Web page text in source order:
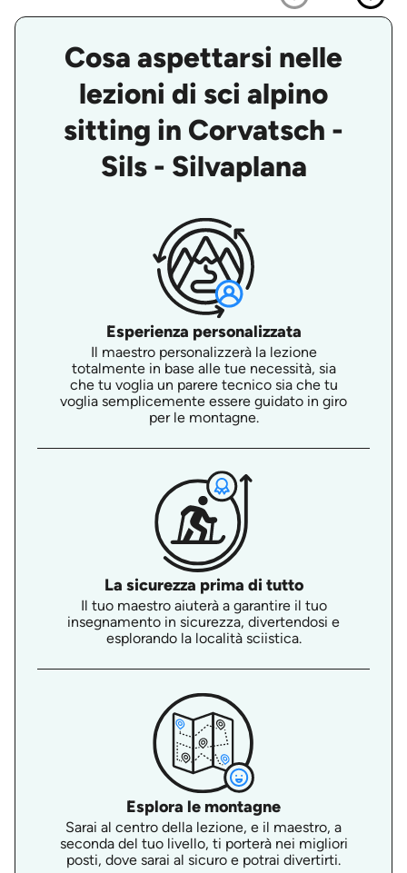
Cosa aspettarsi nelle
lezioni di sci alpino
sitting in Corvatsch -
Sils - Silvaplana
Esperienza personalizzata
Il maestro personalizzerà la lezione
totalmente in base alle tue necessità, sia
che tu voglia un parere tecnico sia che tu
voglia semplicemente essere guidato in giro
per le montagne.
La sicurezza prima di tutto
Il tuo maestro aiuterà a garantire il tuo
insegnamento in sicurezza, divertendosi e
esplorando la località sciistica.
Esplora le montagne
Sarai al centro della lezione, e il maestro, a
seconda del tuo livello, ti porterà nei migliori
posti, dove sarai al sicuro e potrai divertirti.